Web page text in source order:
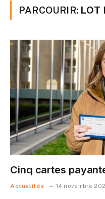
PARCOURIR: LOT
Cinq cartes
Actualités 14 novembre